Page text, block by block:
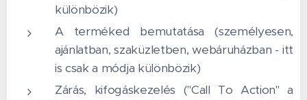
különbözik)
A terméked bemutatása (személyesen,
ajánlatban, szaküzletben, webáruházban - itt
is csak a módja különbözik)
Zárás, kifogáskezelés ("Call To Action" a